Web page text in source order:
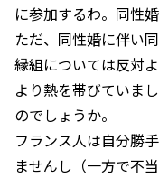
に参加するわ。同性
ただ、同性婚に伴い
縁組については反対
より熱を帯びていま
のでしょうか。
フランス人は自分勝
ませんし（一方で不